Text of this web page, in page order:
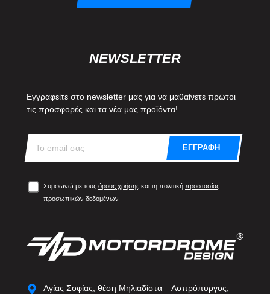
NEWSLETTER
Εγγραφείτε στο newsletter μας για να μαθαίνετε πρώτοι
τις προσφορές και τα νέα μας προϊόντα!
ΕΓΓΡΑΦΗ
Συμφωνώ με τους όρους χρήσης και τη πολιτική προστασίας
προσωπικών δεδομένων
Αγίας Σοφίας, θέση Μηλιαδίστα – Ασπρόπυργος,